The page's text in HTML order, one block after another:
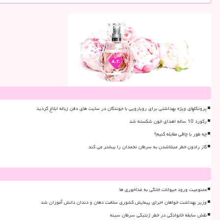
پروتکلهای ویژه بهداشتی برای رویارویی با جوندگان در سایت های دفن زباله ابلاغ گردید
رکورد 10 ساله اهدای خون شکسته شد
چه طور با چاقی مقابله کنیم؟
گاز رادون خطر مبتلاشدن به سرطان تخمدان را بیشتر می کند
ممنوعیت ورود حیوانات خانگی به غذاخوری ها
وزیر بهداشت خواهان اجرای پیمایش کشوری سلامت دهان و دندان دانش آموزان شد
نقش سابقه خانوادگی در خطر ژنتیکی سرطان سینه